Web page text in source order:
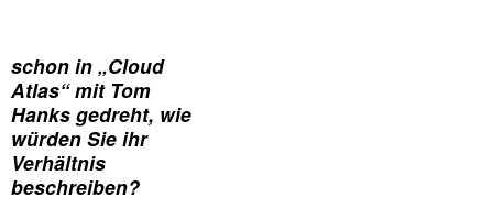
schon in „Cloud
Atlas“ mit Tom
Hanks gedreht, wie
würden Sie ihr
Verhältnis
beschreiben?